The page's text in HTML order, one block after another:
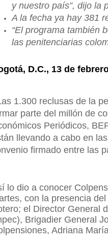
y nuestro país”, dijo la
A la fecha ya hay 381
“El programa también
las penitenciarias
D.C., 13 de
1.300 reclusas de la
parte del millón de
Periódicos,
llevando a cabo en
firmado entre las
lo dio a conocer
con la presencia
el Director General
Brigadier General
Adriana